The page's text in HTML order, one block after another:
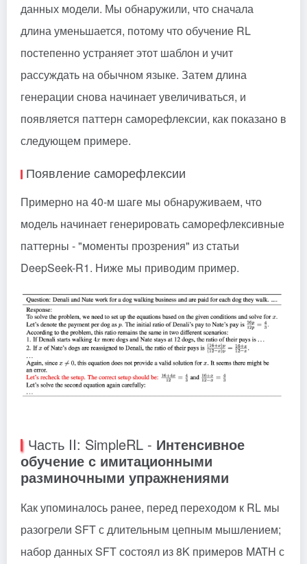
данных модели. Мы обнаружили, что сначала
длина уменьшается, потому что обучение RL
постепенно устраняет этот шаблон и учит
рассуждать на обычном языке. Затем длина
генерации снова начинает увеличиваться, и
появляется паттерн саморефлексии, как показано в
следующем примере.
Появление саморефлексии
Примерно на 40-м шаге мы обнаруживаем, что
модель начинает генерировать саморефлексивные
паттерны - "моменты прозрения" из статьи
DeepSeek-R1. Ниже мы приводим пример.
Часть II: SimpleRL - Интенсивное
обучение с имитационными
разминочными упражнениями
Как упоминалось ранее, перед переходом к RL мы
разогрели SFT с длительным цепным мышлением;
набор данных SFT состоял из 8K примеров MATH с